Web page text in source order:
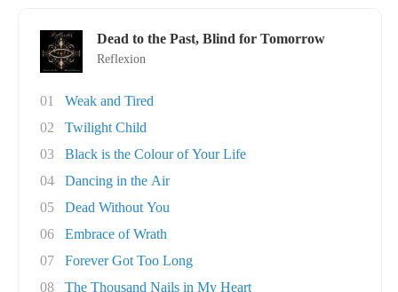
Dead to the Past, Blind for Tomorrow
Reflexion
01
Weak and Tired
02
Twilight Child
03
Black is the Colour of Your Life
04
Dancing in the Air
05
Dead Without You
06
Embrace of Wrath
07
Forever Got Too Long
08
The Thousand Nails in My Heart